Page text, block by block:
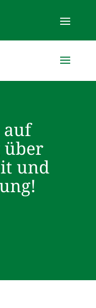
über
und